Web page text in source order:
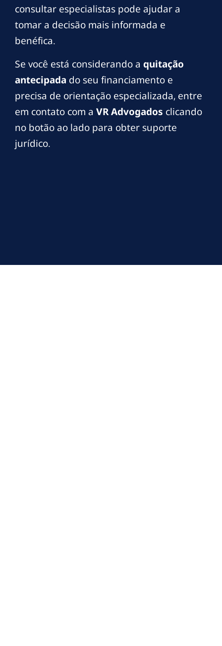
consultar especialistas pode ajudar a
tomar a decisão mais informada e
benéfica.
Se você está considerando a quitação
antecipada do seu financiamento e
precisa de orientação especializada, entre
em contato com a VR Advogados clicando
no botão ao lado para obter suporte
jurídico.